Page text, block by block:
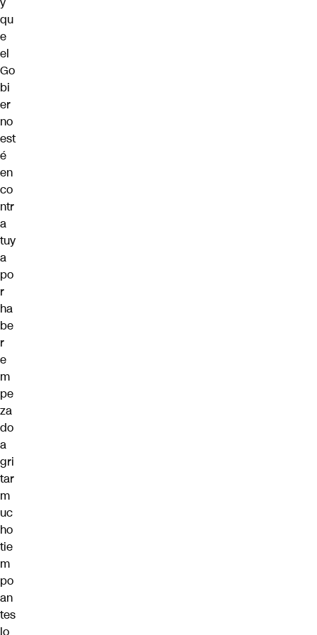
qu
e
el
Go
bi
er
no
est
é
en
co
ntr
a
tuy
a
po
r
ha
be
r
e
m
pe
za
do
a
gri
tar
m
uc
ho
tie
m
po
an
tes
lo